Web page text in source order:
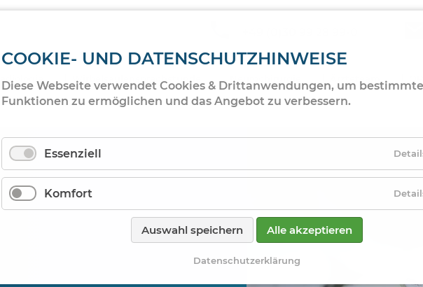
COOKIE- UND DATENSCHUTZHINWEISE
Diese Webseite verwendet Cookies & Drittanwendungen, um bestimmte
Funktionen zu ermöglichen und das Angebot zu verbessern.
Essenziell
Komfort
Auswahl speichern Alle akzeptieren
Datenschutzerklärung
Wirbelsäulen­sprechstunde Neurochirurgie Ärzteteam